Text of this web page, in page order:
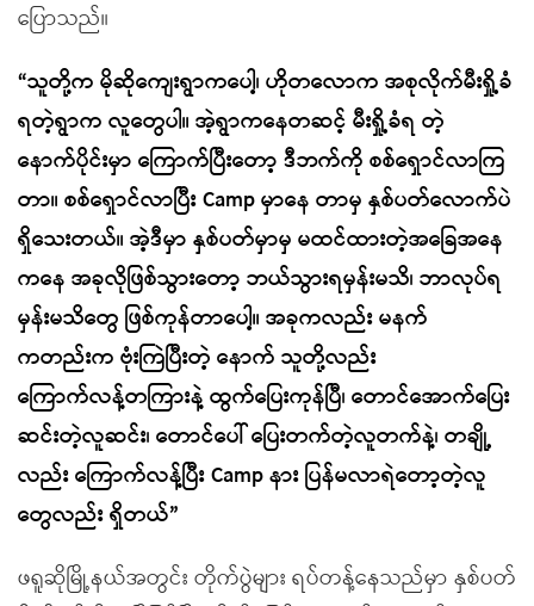
ပြောသည်။
“သူတို့က မိုဆိုကျေးရွာကပေါ့၊ ဟိုတလောက အစုလိုက်မီးရှို့ခံ
ရတဲ့ရွာက လူတွေပါ။ အဲ့ရွာကနေတဆင့် မီးရှို့ခံရ တဲ့
နောက်ပိုင်းမှာ ကြောက်ပြီးတော့ ဒီဘက်ကို စစ်ရှောင်လာကြ
တာ။ စစ်ရှောင်လာပြီး Camp မှာနေ တာမှ နှစ်ပတ်လောက်ပဲ
ရှိသေးတယ်။ အဲ့ဒီမှာ နှစ်ပတ်မှာမှ မထင်ထားတဲ့အခြေအနေ
ကနေ အခုလိုဖြစ်သွားတော့ ဘယ်သွားရမှန်းမသိ၊ ဘာလုပ်ရ
မှန်းမသိတွေ ဖြစ်ကုန်တာပေါ့။ အခုကလည်း မနက်
ကတည်းက ဗုံးကြဲပြီးတဲ့ နောက် သူတို့လည်း
ကြောက်လန့်တကြားနဲ့ ထွက်ပြေးကုန်ပြီ၊ တောင်အောက်ပြေး
ဆင်းတဲ့လူဆင်း၊ တောင်ပေါ် ပြေးတက်တဲ့လူတက်နဲ့၊ တချို့
လည်း ကြောက်လန့်ပြီး Camp နား ပြန်မလာရဲတော့တဲ့လူ
တွေလည်း ရှိတယ်”
ဖရူဆိုမြို့နယ်အတွင်း တိုက်ပွဲများ ရပ်တန့်နေသည်မှာ နှစ်ပတ်